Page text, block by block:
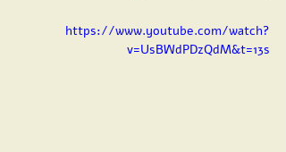
https://www.youtube.com/watch?
v=UsBWdPDzQdM&t=13s